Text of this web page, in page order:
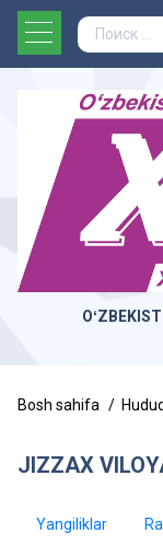
Bosh sahifa
JIZZAX
Yangiliklar